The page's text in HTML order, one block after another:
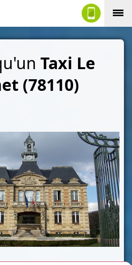
Taxi Le
(78110)